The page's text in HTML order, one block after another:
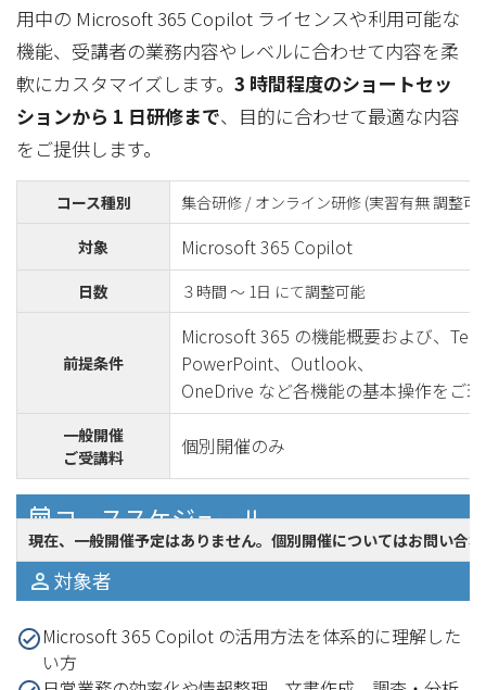
用中の Microsoft 365 Copilot ライセンスや利用可能な
機能、受講者の業務内容やレベルに合わせて内容を柔
軟にカスタマイズします。 3 時間程度のショートセッ
ションから 1 日研修まで、目的に合わせて最適な内容
をご提供します。
コース種別 集合研修 / オンライン研修 (実習有無 調整可
対象 Microsoft 365 Copilot
日数 ３時間 ～ 1日 にて調整可能
前提条件
Microsoft 365 の機能概要および、
PowerPoint、Outlook、
OneDrive など各機能の基本操作をご
一般開催
ご受講料
個別開催のみ
コーススケジュール
現在、一般開催予定はありません。個別開催についてはお問い合
対象者
Microsoft 365 Copilot の活用方法を体系的に理解した
い方